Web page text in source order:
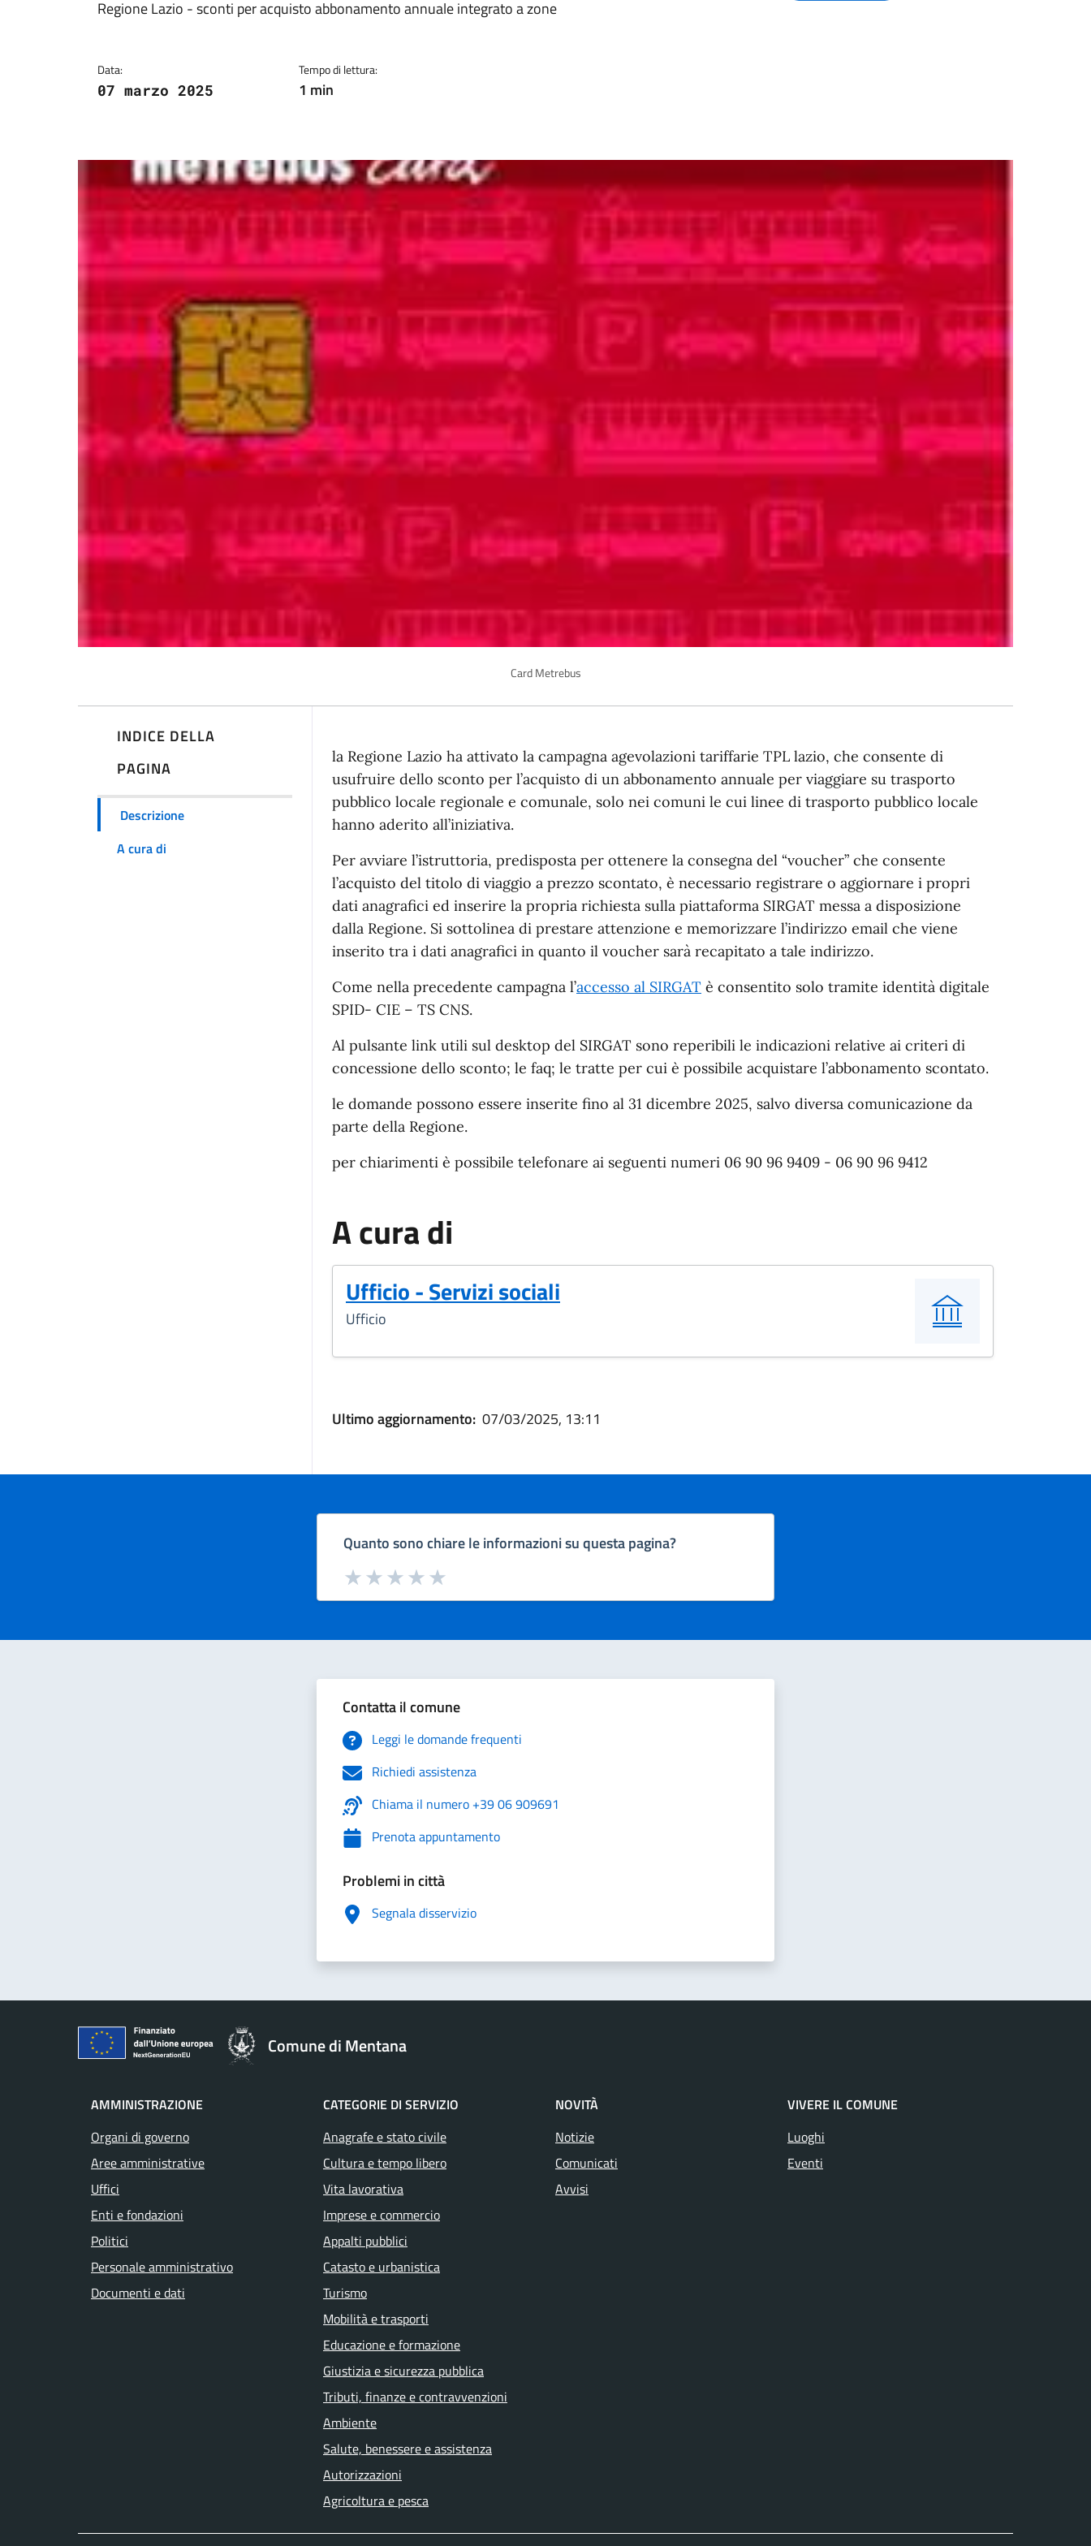
Dettagli della notizia
Regione Lazio - sconti per acquisto abbonamento annuale integrato a zone
Data:
07 marzo 2025
Tempo di lettura:
1 min
Card Metrebus
INDICE DELLA
PAGINA
Descrizione
A cura di
Descrizione
la Regione Lazio ha attivato la campagna agevolazioni tariffarie TPL lazio, che consente di
usufruire dello sconto per l’acquisto di un abbonamento annuale per viaggiare su trasporto
pubblico locale regionale e comunale, solo nei comuni le cui linee di trasporto pubblico locale
hanno aderito all’iniziativa.
Per avviare l’istruttoria, predisposta per ottenere la consegna del “voucher” che consente
l’acquisto del titolo di viaggio a prezzo scontato, è necessario registrare o aggiornare i propri
dati anagrafici ed inserire la propria richiesta sulla piattaforma SIRGAT messa a disposizione
dalla Regione. Si sottolinea di prestare attenzione e memorizzare l’indirizzo email che viene
inserito tra i dati anagrafici in quanto il voucher sarà recapitato a tale indirizzo.
Come nella precedente campagna l’accesso al SIRGAT è consentito solo tramite identità digitale
SPID- CIE – TS CNS.
Al pulsante link utili sul desktop del SIRGAT sono reperibili le indicazioni relative ai criteri di
concessione dello sconto; le faq; le tratte per cui è possibile acquistare l’abbonamento scontato.
le domande possono essere inserite fino al 31 dicembre 2025, salvo diversa comunicazione da
parte della Regione.
per chiarimenti è possibile telefonare ai seguenti numeri 06 90 96 9409 - 06 90 96 9412
A cura di
Ufficio - Servizi sociali
Ufficio
Ultimo aggiornamento: 07/03/2025, 13:11
Quanto sono chiare le informazioni su questa pagina?
Valuta da 1 a 5 stelle la pagina
Valuta 5 stelle su 5
Valuta 4 stelle su 5
Valuta 3 stelle su 5
Valuta 2 stelle su 5
Valuta 1 stelle su 5
Contatta il comune
Leggi le domande frequenti
Richiedi assistenza
Chiama il numero +39 06 909691
Prenota appuntamento
Problemi in città
Segnala disservizio
Comune di Mentana
AMMINISTRAZIONE
Organi di governo
Aree amministrative
Uffici
Enti e fondazioni
Politici
Personale amministrativo
Documenti e dati
CATEGORIE DI SERVIZIO
Anagrafe e stato civile
Cultura e tempo libero
Vita lavorativa
Imprese e commercio
Appalti pubblici
Catasto e urbanistica
Turismo
Mobilità e trasporti
Educazione e formazione
Giustizia e sicurezza pubblica
Tributi, finanze e contravvenzioni
Ambiente
Salute, benessere e assistenza
Autorizzazioni
Agricoltura e pesca
NOVITÀ
Notizie
Comunicati
Avvisi
VIVERE IL COMUNE
Luoghi
Eventi